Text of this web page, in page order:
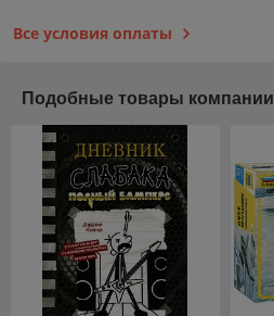
Все условия оплаты
Подобные товары компании